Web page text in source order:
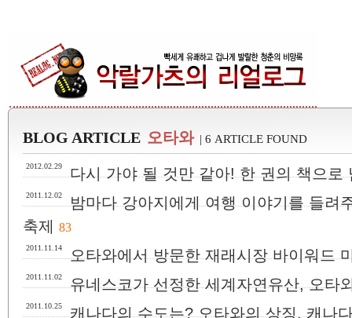
BLOG ARTICLE 오타와 | 6 ARTICLE FOUND
2012.02.29 다시 가야 될 것만 같아! 한 권의 책으로
2011.12.02
밤마다 강아지에게 여행 이야기를 들려
축제
83
2011.11.14 오타와에서 방문한 재래시장 바이워드
2011.11.02 유네스코가 선정한 세계자연유산, 오타
2011.10.25
캐나다의 수도는? 오타와의 상징, 캐나